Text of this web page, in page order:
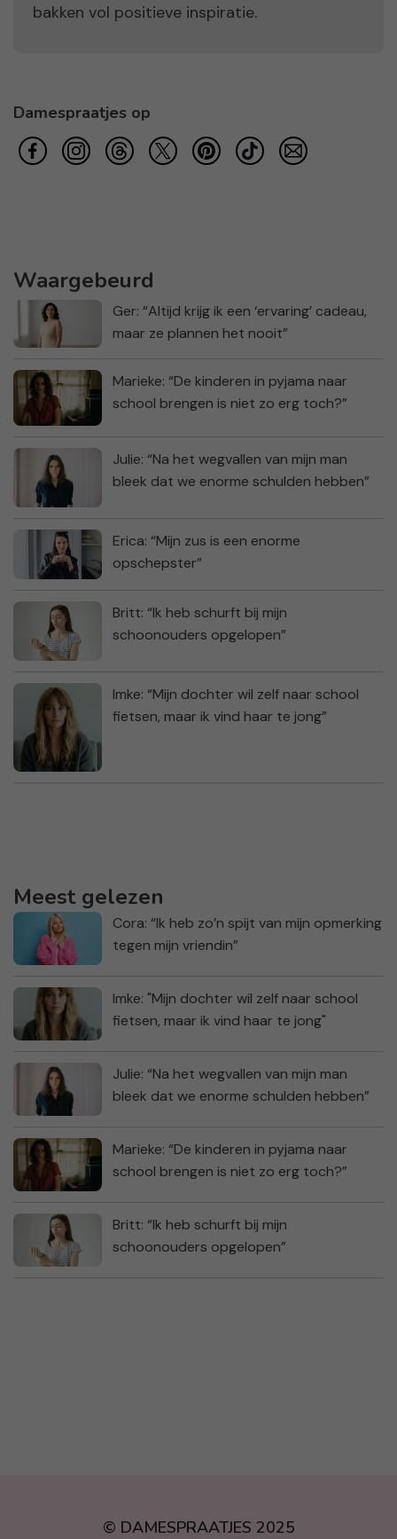
bakken vol positieve inspiratie.
Damespraatjes op
Waargebeurd
Ger: “Altijd krijg ik een ‘ervaring’ cadeau,
maar ze plannen het nooit”
Marieke: “De kinderen in pyjama naar
school brengen is niet zo erg toch?”
Julie: “Na het wegvallen van mijn man
bleek dat we enorme schulden hebben”
Erica: “Mijn zus is een enorme
opschepster”
Britt: “Ik heb schurft bij mijn
schoonouders opgelopen”
Imke: “Mijn dochter wil zelf naar school
fietsen, maar ik vind haar te jong”
Meest gelezen
Cora: “Ik heb zo’n spijt van mijn opmerking
tegen mijn vriendin”
Imke: "Mijn dochter wil zelf naar school
fietsen, maar ik vind haar te jong"
Julie: “Na het wegvallen van mijn man
bleek dat we enorme schulden hebben”
Marieke: “De kinderen in pyjama naar
school brengen is niet zo erg toch?”
Britt: “Ik heb schurft bij mijn
schoonouders opgelopen”
© DAMESPRAATJES 2025